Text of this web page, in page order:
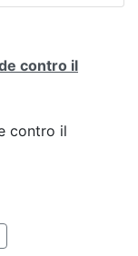
contro il
contro il